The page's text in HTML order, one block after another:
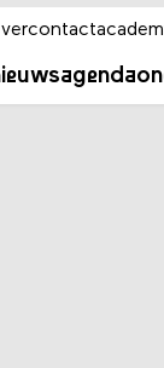
agenda
contact